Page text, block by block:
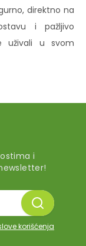
direktno na
i pažljivo
uživali u svom
i
korišćenja